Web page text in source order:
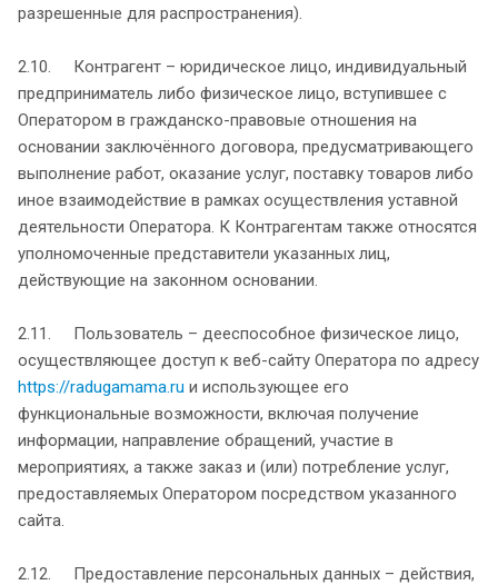
разрешенные для распространения).
2.10. Контрагент – юридическое лицо, индивидуальный
предприниматель либо физическое лицо, вступившее с
Оператором в гражданско-правовые отношения на
основании заключённого договора, предусматривающего
выполнение работ, оказание услуг, поставку товаров либо
иное взаимодействие в рамках осуществления уставной
деятельности Оператора. К Контрагентам также относятся
уполномоченные представители указанных лиц,
действующие на законном основании.
2.11. Пользователь – дееспособное физическое лицо,
осуществляющее доступ к веб-сайту Оператора по адресу
https://radugamama.ru и использующее его
функциональные возможности, включая получение
информации, направление обращений, участие в
мероприятиях, а также заказ и (или) потребление услуг,
предоставляемых Оператором посредством указанного
сайта.
2.12. Предоставление персональных данных – действия,